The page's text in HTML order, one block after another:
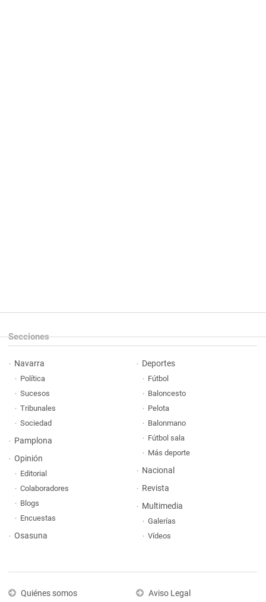
Secciones
Navarra
Política
Sucesos
Tribunales
Sociedad
Pamplona
Opinión
Editorial
Colaboradores
Blogs
Encuestas
Osasuna
Deportes
Fútbol
Baloncesto
Pelota
Balonmano
Fútbol sala
Más deporte
Nacional
Revista
Multimedia
Galerías
Vídeos
Quiénes somos Aviso Legal